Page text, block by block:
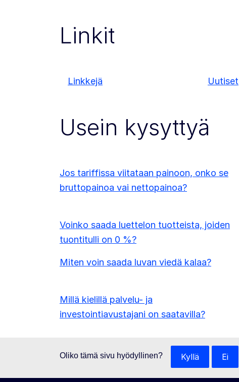
Linkit
Linkkejä Uutiset
Usein kysyttyä
Jos tariffissa viitataan painoon, onko se
bruttopainoa vai nettopainoa?
Voinko saada luettelon tuotteista, joiden
tuontitulli on 0 %?
Miten voin saada luvan viedä kalaa?
Millä kielillä palvelu- ja
investointiavustajani on saatavilla?
Oliko tämä sivu hyödyllinen? Kyllä Ei